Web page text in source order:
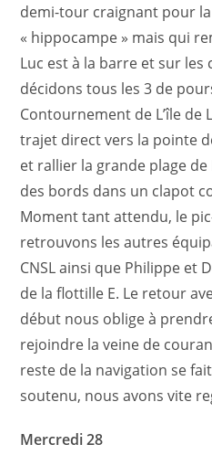
demi-tour craignant pour
« hippocampe » mais qui
Luc est à la barre et sur les
décidons tous les 3 de
Contournement de L’île de
trajet direct vers la pointe
et rallier la grande plage
des bords dans un clapot
Moment tant attendu, le
retrouvons les autres
CNSL ainsi que Philippe et
de la flottille E. Le retour
début nous oblige à
rejoindre la veine de
reste de la navigation se
soutenu, nous avons vite
Mercredi 28